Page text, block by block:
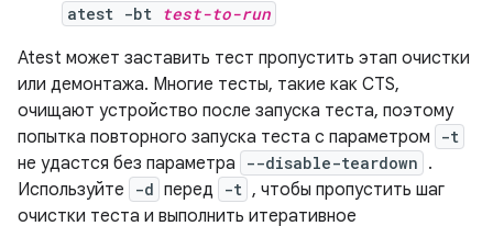
atest -bt test-to-run
Atest может заставить тест пропустить этап очистки
или демонтажа. Многие тесты, такие как CTS,
очищают устройство после запуска теста, поэтому
попытка повторного запуска теста с параметром
-t
не удастся без параметра --disable-teardown .
Используйте
-d перед -t , чтобы пропустить шаг
очистки теста и выполнить итеративное